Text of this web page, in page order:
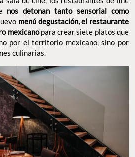
nos detonan tanto sensorial como
menú degustación, el restaurante
mexicanopara crear siete platos que
por el territorio mexicano, sino por
culinarias.